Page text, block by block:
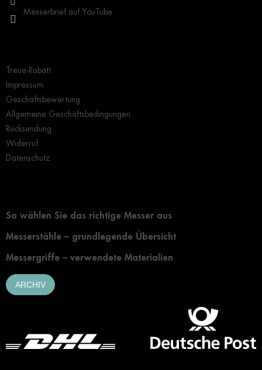
Messerbrief auf YouTube
Treue-Rabatt
Impressum
Geschäftsbewertung
Allgemeine Geschäftsbedingungen
Rücksendung
Widerruf
Datenschutz
So wählen Sie das richtige Messer aus
Messerstähle – grundlegende Übersicht
Messergriffe – verwendete Materialien
ARCHIV